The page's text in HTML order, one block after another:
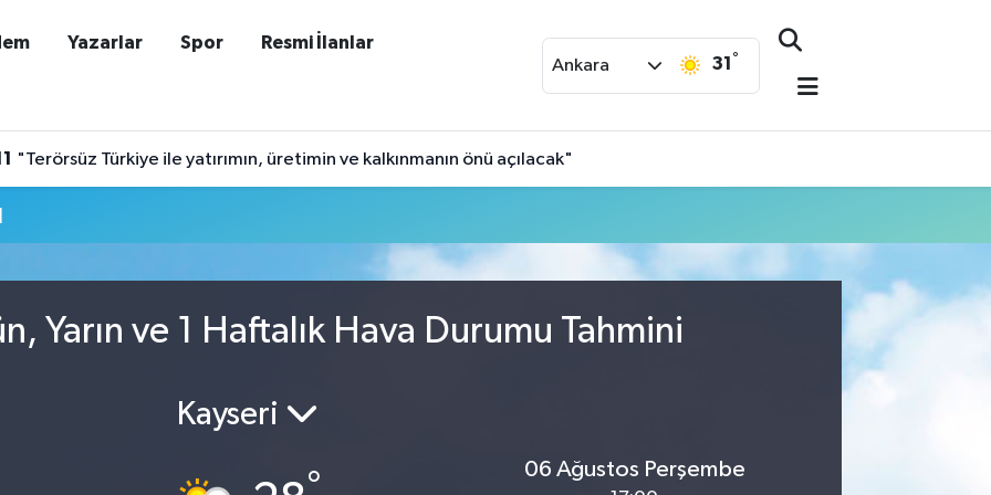
Yazarlar Spor Resmi İlanlar
Ankara 31 °
"Terörsüz Türkiye ile yatırımın, üretimin ve kalkınmanın önü açılacak"
Yarın ve 1 Haftalık Hava Durumu Tahmini
Kayseri
°
06 Ağustos Perşembe